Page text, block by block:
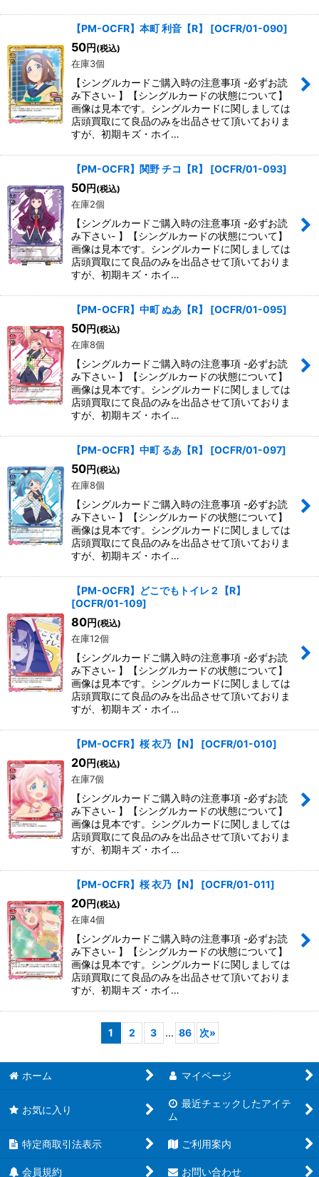
【PM-OCFR】本町 利音【R】 [OCFR/01-090]
50円 (税込)
在庫3個
【シングルカードご購入時の注意事項 -必ずお読
み下さい- 】【シングルカードの状態について】
画像は見本です。シングルカードに関しましては
店頭買取にて良品のみを出品させて頂いておりま
すが、初期キズ・ホイ…
【PM-OCFR】関野 チコ【R】 [OCFR/01-093]
50円 (税込)
在庫2個
【シングルカードご購入時の注意事項 -必ずお読
み下さい- 】【シングルカードの状態について】
画像は見本です。シングルカードに関しましては
店頭買取にて良品のみを出品させて頂いておりま
すが、初期キズ・ホイ…
【PM-OCFR】中町 ぬあ【R】 [OCFR/01-095]
50円 (税込)
在庫8個
【シングルカードご購入時の注意事項 -必ずお読
み下さい- 】【シングルカードの状態について】
画像は見本です。シングルカードに関しましては
店頭買取にて良品のみを出品させて頂いておりま
すが、初期キズ・ホイ…
【PM-OCFR】中町 るあ【R】 [OCFR/01-097]
50円 (税込)
在庫8個
【シングルカードご購入時の注意事項 -必ずお読
み下さい- 】【シングルカードの状態について】
画像は見本です。シングルカードに関しましては
店頭買取にて良品のみを出品させて頂いておりま
すが、初期キズ・ホイ…
【PM-OCFR】どこでもトイレ２【R】
[OCFR/01-109]
80円 (税込)
在庫12個
【シングルカードご購入時の注意事項 -必ずお読
み下さい- 】【シングルカードの状態について】
画像は見本です。シングルカードに関しましては
店頭買取にて良品のみを出品させて頂いておりま
すが、初期キズ・ホイ…
【PM-OCFR】桜 衣乃【N】 [OCFR/01-010]
20円 (税込)
在庫7個
【シングルカードご購入時の注意事項 -必ずお読
み下さい- 】【シングルカードの状態について】
画像は見本です。シングルカードに関しましては
店頭買取にて良品のみを出品させて頂いておりま
すが、初期キズ・ホイ…
【PM-OCFR】桜 衣乃【N】 [OCFR/01-011]
20円 (税込)
在庫4個
【シングルカードご購入時の注意事項 -必ずお読
み下さい- 】【シングルカードの状態について】
画像は見本です。シングルカードに関しましては
店頭買取にて良品のみを出品させて頂いておりま
すが、初期キズ・ホイ…
1 2 3 ... 86 次»
ホーム マイページ
お気に入り
最近チェックしたアイテ
ム
特定商取引法表示 ご利用案内
会員規約 お問い合わせ